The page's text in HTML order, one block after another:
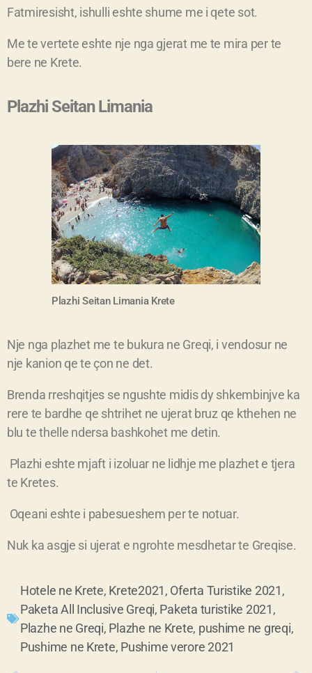
Fatmiresisht, ishulli eshte shume me i qete sot.
Me te vertete eshte nje nga gjerat me te mira per te
bere ne Krete.
Plazhi Seitan Limania
Plazhi Seitan LimaniaKrete
Nje nga plazhet me te bukura ne Greqi, i vendosur ne
nje kanion qe te çon ne det.
Brenda rreshqitjes se ngushte midis dy shkembinjve ka
rere te bardhe qe shtrihet ne ujerat bruz qe kthehen ne
blu te thelle ndersa bashkohet me detin.
Plazhi eshte mjaft i izoluar ne lidhje me plazhet e tjera
te Kretes.
Oqeani eshte i pabesueshem per te notuar.
Nuk ka asgje si ujerat e ngrohte mesdhetar te Greqise.
Hotele ne Krete, Krete2021, Oferta Turistike 2021,
Paketa All Inclusive Greqi, Paketa turistike 2021,
Plazhe ne Greqi, Plazhe ne Krete, pushime ne greqi,
Pushime ne Krete, Pushime verore 2021